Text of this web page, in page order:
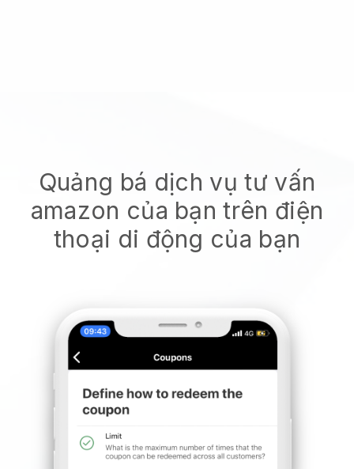
Quảng bá dịch vụ tư vấn
amazon của bạn trên điện
thoại di động của bạn